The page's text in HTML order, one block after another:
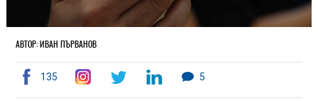
АВТОР: ИВАН ПЪРВАНОВ
135 5